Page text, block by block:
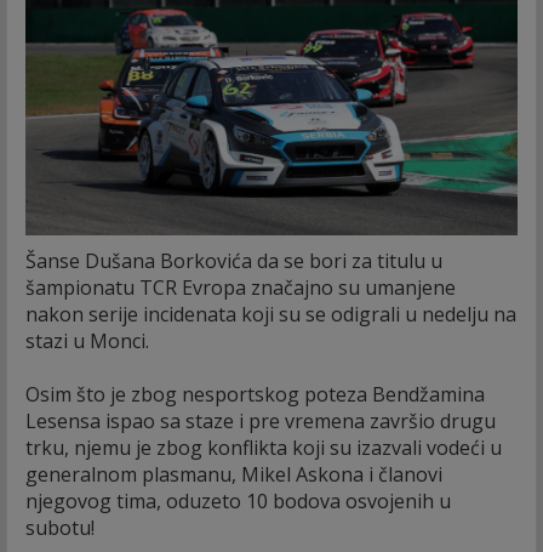
Šanse Dušana Borkovića da se bori za titulu u
šampionatu TCR Evropa značajno su umanjene
nakon serije incidenata koji su se odigrali u nedelju na
stazi u Monci.
Osim što je zbog nesportskog poteza Bendžamina
Lesensa ispao sa staze i pre vremena završio drugu
trku, njemu je zbog konflikta koji su izazvali vodeći u
generalnom plasmanu, Mikel Askona i članovi
njegovog tima, oduzeto 10 bodova osvojenih u
subotu!